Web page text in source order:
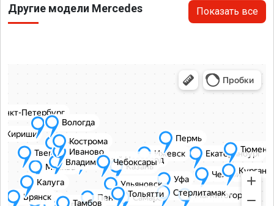
Другие модели Mercedes Показать все